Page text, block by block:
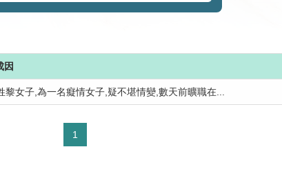
因
黎女子,為一名癡情女子,疑不堪情變,數天前曠職在...
1